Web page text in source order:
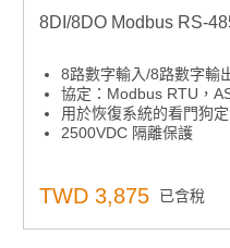
8DI/8DO Modbus RS-
8路數字輸入/8路數字輸
協定：Modbus RTU，
用於恢復系統的看門狗
2500VDC 隔離保護
TWD 3,875 已含稅